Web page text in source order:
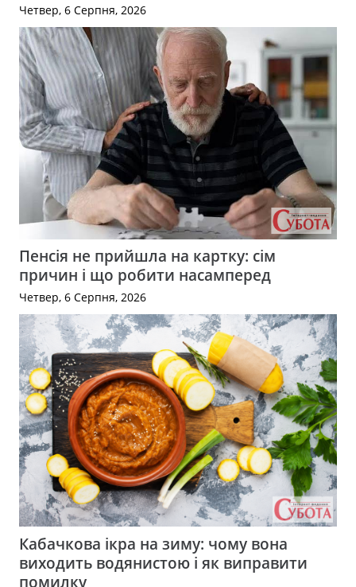
Четвер, 6 Серпня, 2026
Пенсія не прийшла на картку: сім
причин і що робити насамперед
Четвер, 6 Серпня, 2026
Кабачкова ікра на зиму: чому вона
виходить водянистою і як виправити
помилку